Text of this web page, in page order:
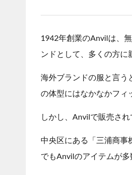
1942年創業のAnvilは、
ンドとして、多くの方に
海外ブランドの服と言う
の体型にはなかなかフィ
しかし、Anvilで販売さ
中央区にある「三浦商事
でもAnvilのアイテムが多